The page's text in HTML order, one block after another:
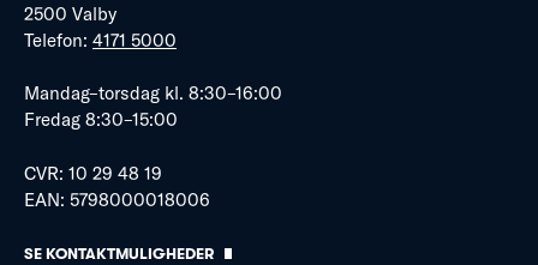
2500 Valby
Telefon: 4171 5000
Mandag–torsdag kl. 8:30–16:00
Fredag 8:30–15:00
CVR: 10 29 48 19
EAN: 5798000018006
SE KONTAKTMULIGHEDER